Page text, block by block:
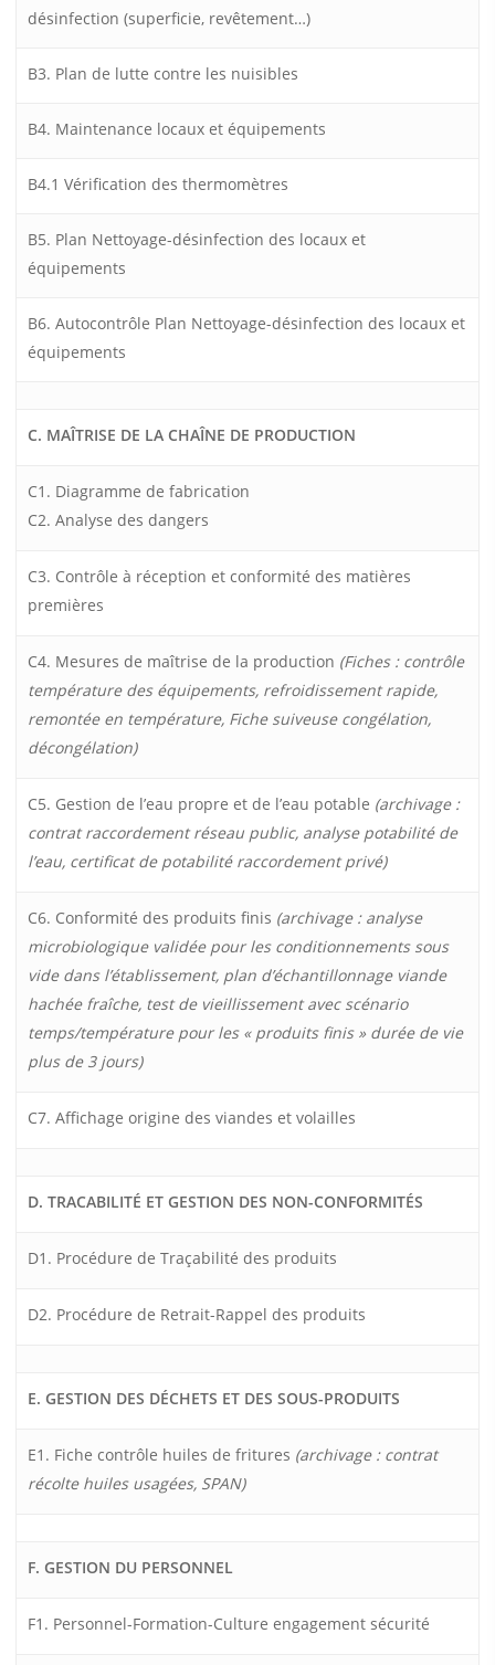
désinfection (superficie, revêtement…)
B3. Plan de lutte contre les nuisibles
B4. Maintenance locaux et équipements
B4.1 Vérification des thermomètres
B5. Plan Nettoyage-désinfection des locaux et
équipements
B6. Autocontrôle Plan Nettoyage-désinfection des locaux et
équipements
C. MAÎTRISE DE LA CHAÎNE DE PRODUCTION
C1. Diagramme de fabrication
C2. Analyse des dangers
C3. Contrôle à réception et conformité des matières
premières
C4. Mesures de maîtrise de la production (Fiches : contrôle
température des équipements, refroidissement rapide,
remontée en température, Fiche suiveuse congélation,
décongélation)
C5. Gestion de l’eau propre et de l’eau potable (archivage :
contrat raccordement réseau public, analyse potabilité de
l’eau, certificat de potabilité raccordement privé)
C6. Conformité des produits finis (archivage : analyse
microbiologique validée pour les conditionnements sous
vide dans l’établissement, plan d’échantillonnage viande
hachée fraîche, test de vieillissement avec scénario
temps/température pour les « produits finis » durée de vie
plus de 3 jours)
C7. Affichage origine des viandes et volailles
D. TRACABILITÉ ET GESTION DES NON-CONFORMITÉS
D1. Procédure de Traçabilité des produits
D2. Procédure de Retrait-Rappel des produits
E. GESTION DES DÉCHETS ET DES SOUS-PRODUITS
E1. Fiche contrôle huiles de fritures (archivage : contrat
récolte huiles usagées, SPAN)
F. GESTION DU PERSONNEL
F1. Personnel-Formation-Culture engagement sécurité